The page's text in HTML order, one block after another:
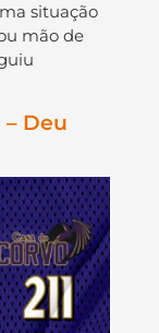
situação
mão de
– Deu